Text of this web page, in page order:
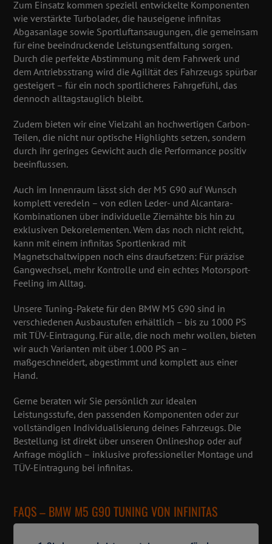
Zum Einsatz kommen speziell entwickelte Komponenten
wie verstärkte Turbolader, die hauseigene infinitas
Abgasanlage sowie Sportluftansaugungen, die gemeinsam
für eine beeindruckende Leistungsentfaltung sorgen.
Durch die perfekte Abstimmung mit dem Fahrwerk und
dem Antriebsstrang wird die Agilität des Fahrzeugs spürbar
gesteigert – für ein noch sportlicheres Fahrgefühl, das
dennoch alltagstauglich bleibt.
Zudem bieten wir eine Vielzahl an hochwertigen Carbon-
Teilen, die nicht nur optische Highlights setzen, sondern
durch ihr geringes Gewicht auch die Performance positiv
beeinflussen.
Auch im Innenraum lässt sich der M5 G90 auf Wunsch
komplett veredeln – von edlen Leder- und Alcantara-
Kombinationen über individuelle Ziernähte bis hin zu
exklusiven Dekorelementen. Wem das noch nicht reicht,
kann mit einem infinitas Sportlenkrad mit
Magnetschaltwippen noch eins draufsetzen: Für präzise
Gangwechsel, mehr Kontrolle und ein echtes Motorsport-
Feeling im Alltag.
Unsere Tuning-Pakete für den BMW M5 G90 sind in
verschiedenen Ausbaustufen erhältlich – bis zu 1000 PS
mit TÜV-Eintragung. Für alle, die noch mehr wollen, bieten
wir auch Varianten mit über 1.000 PS an –
maßgeschneidert, abgestimmt und komplett aus einer
Hand.
Gerne beraten wir Sie persönlich zur idealen
Leistungsstufe, den passenden Komponenten oder zur
vollständigen Individualisierung deines Fahrzeugs. Die
Bestellung ist direkt über unseren Onlineshop oder auf
Anfrage möglich – inklusive professioneller Montage und
TÜV-Eintragung bei infinitas.
FAQS – BMW M5 G90 TUNING VON INFINITAS